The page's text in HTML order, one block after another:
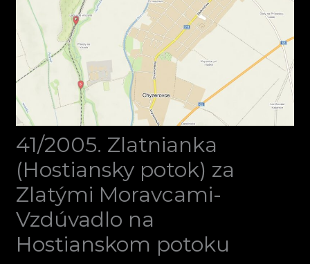
41/2005. Zlatnianka
(Hostiansky potok) za
Zlatými Moravcami-
Vzdúvadlo na
Hostianskom potoku